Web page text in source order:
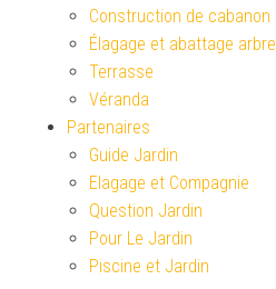
Construction de cabanon
Élagage et abattage arbre
Terrasse
Véranda
Partenaires
Guide Jardin
Elagage et Compagnie
Question Jardin
Pour Le Jardin
Piscine et Jardin